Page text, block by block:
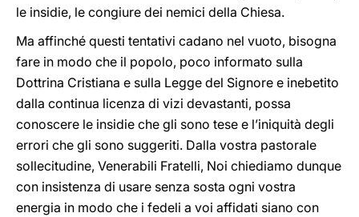
le insidie, le congiure dei nemici della Chiesa.
Ma affinché questi tentativi cadano nel vuoto, bisogna
fare in modo che il popolo, poco informato sulla
Dottrina Cristiana e sulla Legge del Signore e inebetito
dalla continua licenza di vizi devastanti, possa
conoscere le insidie che gli sono tese e l’iniquità degli
errori che gli sono suggeriti. Dalla vostra pastorale
sollecitudine, Venerabili Fratelli, Noi chiediamo dunque
con insistenza di usare senza sosta ogni vostra
energia in modo che i fedeli a voi affidati siano con